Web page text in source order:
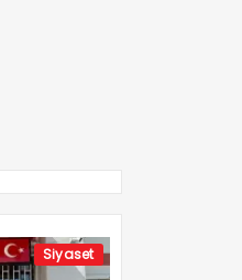
Siyaset